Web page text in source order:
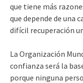
que tiene más
que depende de una
difícil recupera­ción
La Organización
confianza será la
porque ninguna